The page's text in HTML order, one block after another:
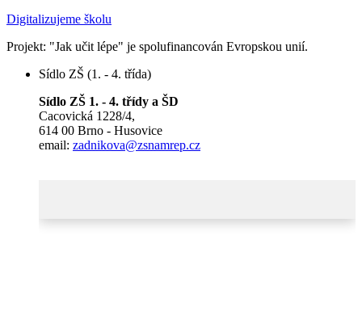
Digitalizujeme školu
Projekt: "Jak učit lépe" je spolufinancován Evropskou unií.
Sídlo ZŠ (1. - 4. třída)
Sídlo ZŠ 1. - 4. třídy a ŠD
Cacovická 1228/4,
614 00 Brno - Husovice
email: zadnikova@zsnamrep.cz